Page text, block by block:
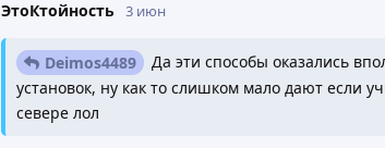
ЭтоКтойность 3 июн
Deimos4489
Да эти способы оказались
установок, ну как то слишком мало дают если
севере лол